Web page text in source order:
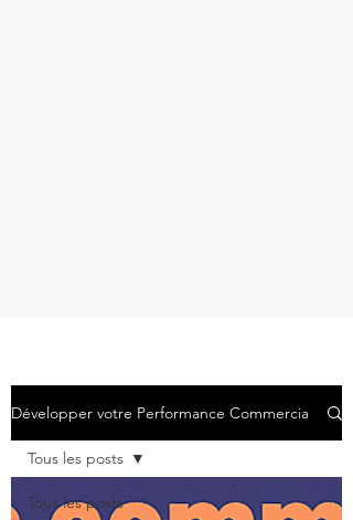
Développer votre Performance Commerciale
Tous les posts
Tous les posts